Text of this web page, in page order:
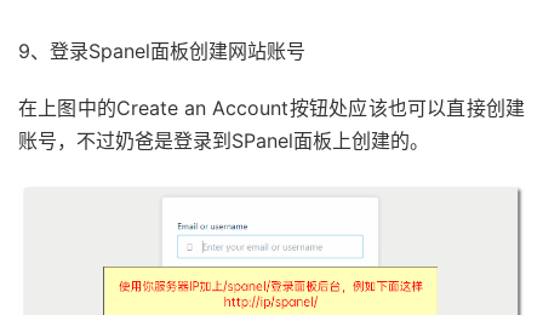
9、登录Spanel面板创建网站账号
在上图中的Create an Account按钮处应该也可以直接创建
账号，不过奶爸是登录到SPanel面板上创建的。